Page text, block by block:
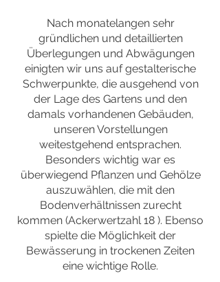
Nach monatelangen sehr
gründlichen und detaillierten
Überlegungen und Abwägungen
einigten wir uns auf gestalterische
Schwerpunkte, die ausgehend von
der Lage des Gartens und den
damals vorhandenen Gebäuden,
unseren Vorstellungen
weitestgehend entsprachen.
Besonders wichtig war es
überwiegend Pflanzen und Gehölze
auszuwählen, die mit den
Bodenverhältnissen zurecht
kommen (Ackerwertzahl 18 ). Ebenso
spielte die Möglichkeit der
Bewässerung in trockenen Zeiten
eine wichtige Rolle.